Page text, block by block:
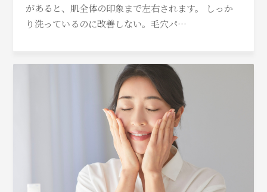
があると、肌全体の印象まで左右されます。 しっか
り洗っているのに改善しない。毛穴パ…